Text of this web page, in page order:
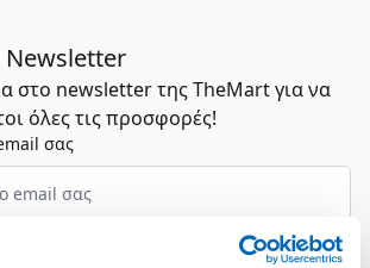
Newsletter
στο newsletter της TheMart για να
όλες τις προσφορές!
σας
σας